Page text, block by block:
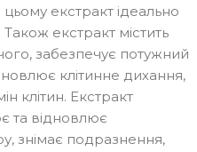
екстракт ідеально
екстракт містить
забезпечує потужний
клітинне дихання,
клітин. Екстракт
та відновлює
знімає подразнення,